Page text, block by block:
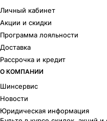
Личный кабинет
Акции и скидки
Программа лояльности
Доставка
Рассрочка и кредит
О КОМПАНИИ
Шинсервис
Новости
Юридическая информация